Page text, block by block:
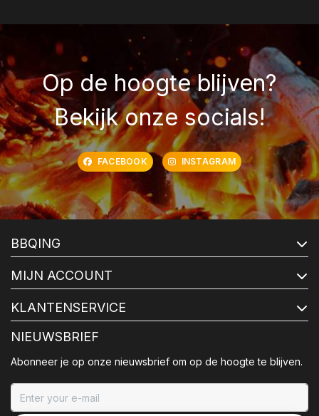
Op de hoogte blijven?
Bekijk onze socials!
FACEBOOK INSTAGRAM
BBQING
MIJN ACCOUNT
KLANTENSERVICE
NIEUWSBRIEF
Abonneer je op onze nieuwsbrief om op de hoogte te blijven.